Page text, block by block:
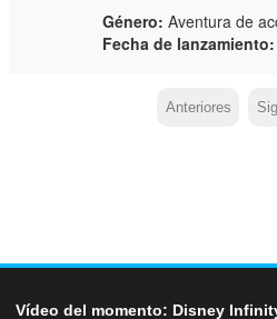
Género: Aventura de
Fecha de lanzamiento:
Anteriores
Vídeo del momento: Disney